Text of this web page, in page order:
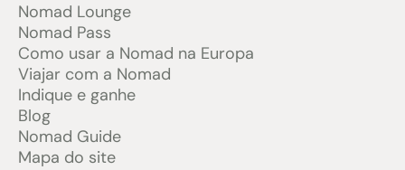
Nomad Lounge
Nomad Pass
Como usar a Nomad na Europa
Viajar com a Nomad
Indique e ganhe
Blog
Nomad Guide
Mapa do site